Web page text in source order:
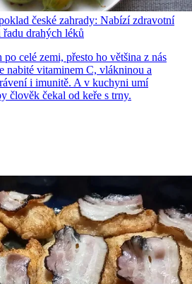
české zahrady: Nabízí zdravotní
drahých léků
po celé zemi, přesto ho většina z nás
nabité vitaminem C, vlákninou a
i imunitě. A v kuchyni umí
člověk čekal od keře s trny.